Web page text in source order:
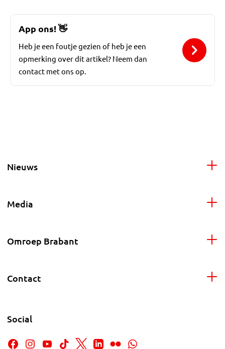
App ons!👋
Heb je een foutje gezien of heb je een
opmerking over dit artikel? Neem dan
contact met ons op.
Nieuws
Media
Omroep Brabant
Contact
Social